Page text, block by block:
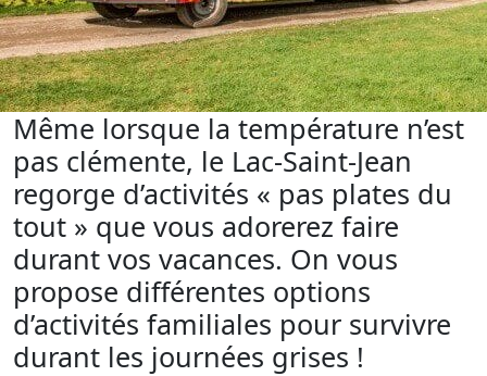
Même lorsque la température n’est
pas clémente, le Lac-Saint-Jean
regorge d’activités « pas plates du
tout » que vous adorerez faire
durant vos vacances. On vous
propose différentes options
d’activités familiales pour survivre
durant les journées grises !